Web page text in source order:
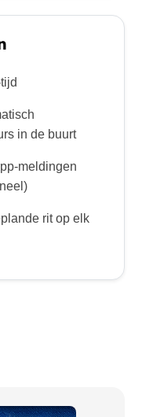
in de buurt
meldingen
rit op elk